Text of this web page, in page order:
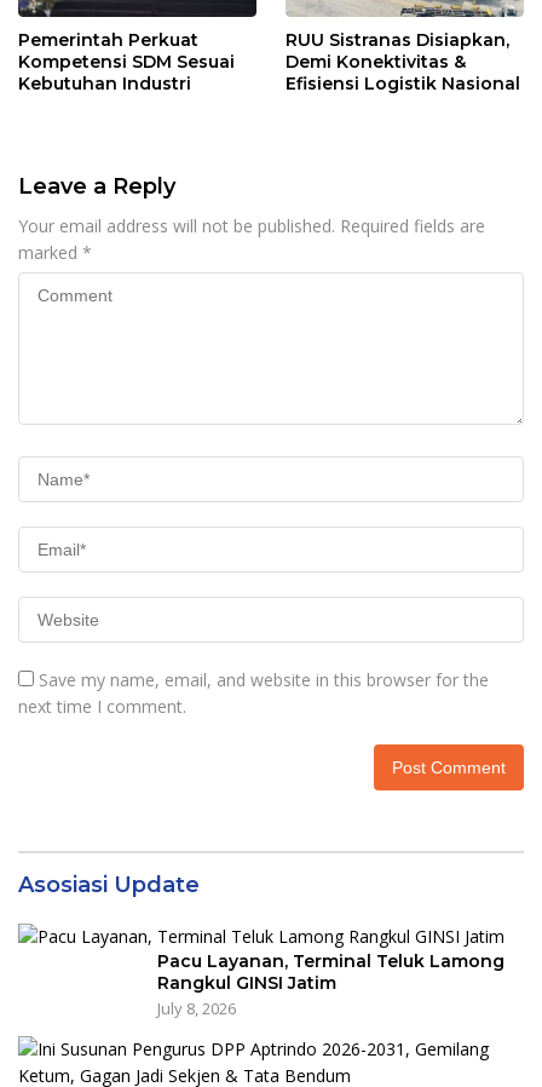
Pemerintah Perkuat
Kompetensi SDM Sesuai
Kebutuhan Industri
RUU Sistranas Disiapkan,
Demi Konektivitas &
Efisiensi Logistik Nasional
Leave a Reply
Your email address will not be published. Required fields are
marked *
Save my name, email, and website in this browser for the
next time I comment.
Asosiasi Update
Pacu Layanan, Terminal Teluk Lamong
Rangkul GINSI Jatim
July 8, 2026